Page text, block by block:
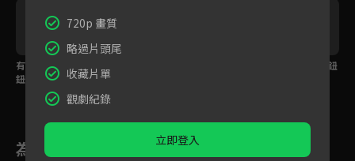
有學妹要小胖的第二顆
鈕扣
大猩猩給Jean第二顆鈕
為您推薦
720p 畫質
略過片頭尾
收藏片單
觀劇紀錄
立即登入